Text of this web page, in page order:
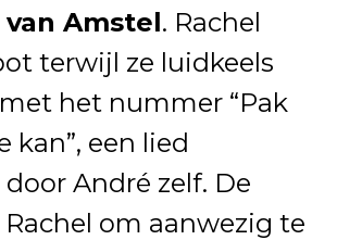
Amstel. Rachel
terwijl ze luidkeels
het nummer “Pak
kan”, een lied
André zelf. De
Rachel om aanwezig te